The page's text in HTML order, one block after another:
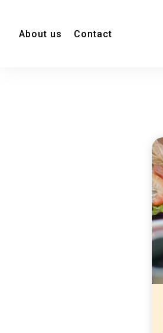
About us Contact